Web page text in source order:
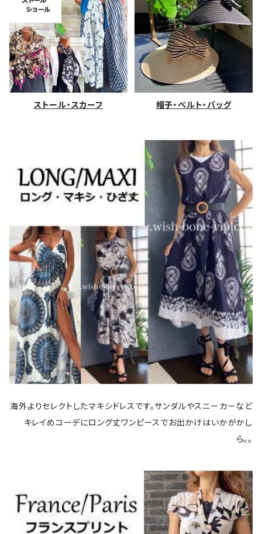
ストール・スカーフ 帽子・ベルト・バッグ
海外よりセレクトしたマキシドレスです。サンダルやスニーカーなど
キレイめコーデにロング丈ワンピースでお出かけはいかがかし
ら。。